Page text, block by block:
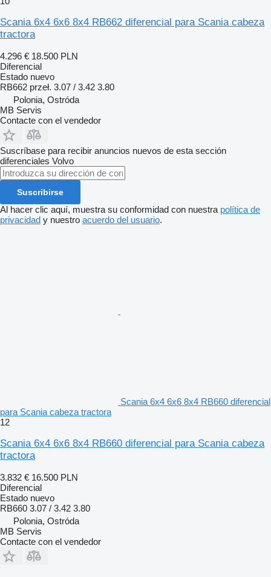
Scania 6x4 6x6 8x4 RB662 diferencial para Scania cabeza
tractora
4.296 € 18.500 PLN
Diferencial
Estado nuevo
RB662 przeł. 3.07 / 3.42 3.80
Polonia, Ostróda
MB Servis
Contacte con el vendedor
Suscríbase para recibir anuncios nuevos de esta sección
diferenciales Volvo
Suscribirse
Al hacer clic aquí, muestra su conformidad con nuestra política de
privacidad y nuestro acuerdo del usuario.
Scania 6x4 6x6 8x4 RB660 diferencial
para Scania cabeza tractora
12
Scania 6x4 6x6 8x4 RB660 diferencial para Scania cabeza
tractora
3.832 € 16.500 PLN
Diferencial
Estado nuevo
RB660 3.07 / 3.42 3.80
Polonia, Ostróda
MB Servis
Contacte con el vendedor